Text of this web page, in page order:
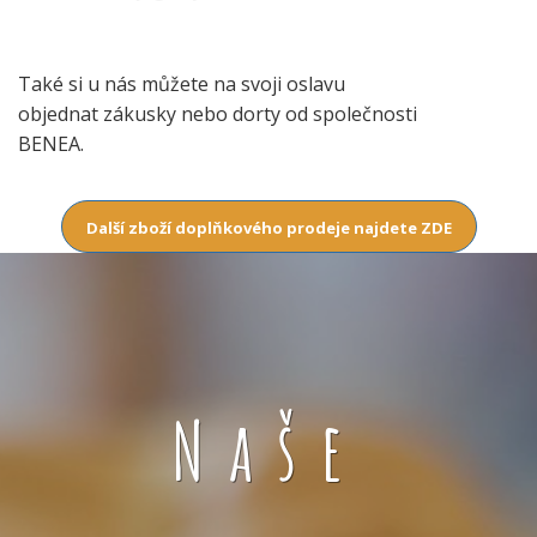
Také si u nás můžete na svoji oslavu
objednat zákusky nebo dorty od společnosti
BENEA.
Další zboží doplňkového prodeje najdete ZDE
Naše